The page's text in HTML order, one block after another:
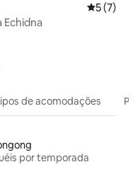
5 de
5 (7)
Echidna
de acomodações
por temporada